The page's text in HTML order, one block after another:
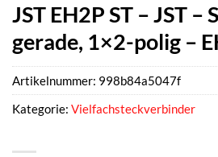
JST EH2P ST – JST
gerade, 1×2-polig –
Artikelnummer: 998b84a5047f
Kategorie: Vielfachsteckverbinder